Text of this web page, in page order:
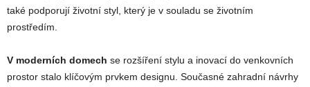
také podporují životní styl, který je v souladu se životním
prostředím.
V moderních domech se rozšíření stylu a inovací do venkovních
prostor stalo klíčovým prvkem designu. Současné zahradní návrhy